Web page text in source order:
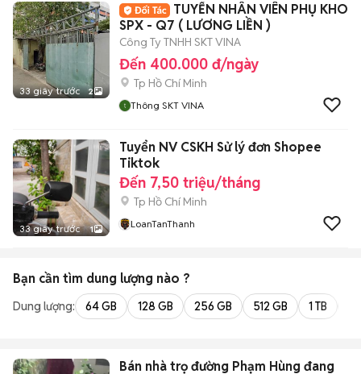
33 giây trước 2
TUYỂN NHÂN VIÊN PHỤ KHO
SPX - Q7 ( LƯƠNG LIỀN )
Công Ty TNHH SKT VINA
Đến 400.000 đ/ngày
Tp Hồ Chí Minh
Thông SKT VINA
33 giây trước 1
Tuyển NV CSKH Sử lý đơn Shopee
Tiktok
Đến 7,50 triệu/tháng
Tp Hồ Chí Minh
LoanTanThanh
Bạn cần tìm dung lượng nào ?
Dung lượng: 64 GB 128 GB 256 GB 512 GB 1 TB
Bán nhà trọ đường Phạm Hùng đang